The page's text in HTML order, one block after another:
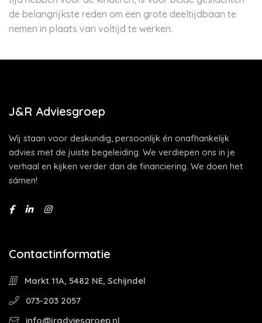
de belangrijkste reden om een grote deeltijdbaan te
nemen in plaats van voltijd te werken.
J&R Adviesgroep
Wij staan voor deskundig, persoonlijk én onafhankelijk
advies met de juiste begeleiding. We verdiepen ons in je
verhaal en kijken verder dan de financiering. We doen het
sámen!
Contactinformatie
Markt 11A, 5482 NE, Schijndel
073-203 2057
info@jradviesgroep.nl